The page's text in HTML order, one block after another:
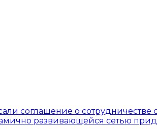
соглашение о
развивающейся сетью